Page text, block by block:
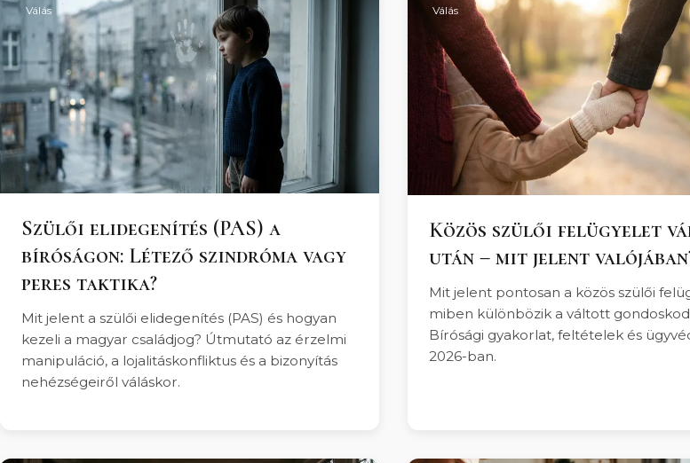
Válás
Szülői elidegenítés (PAS) a
bíróságon: Létező szindróma vagy
peres taktika?
Mit jelent a szülői elidegenítés (PAS) és hogyan
kezeli a magyar családjog? Útmutató az érzelmi
manipuláció, a lojalitáskonfliktus és a bizonyítás
nehézségeiről váláskor.
Válás
Közös szülői felügyelet
után – mit jelent
Mit jelent pontosan a közös szülői
miben különbözik a váltott
Bírósági gyakorlat, feltételek és
2026-ban.